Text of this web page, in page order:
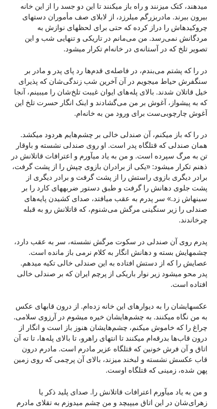
میدهند، کتک میزنند و راه باز میکنند تا این دو جسد را از این خانه
بیرون ببرند. مادربزرگم میلرزد، از لابلای صف مأموران دستهای
چروکیدهاش را دراز کرده که حتی برای لحظهای نوازش به
مردگانش نمی‌رسد. من می‌مانم در تاریکی و تنهایی شب و این
تصویر تلخ که در آستانه‌ی در خانه‌ام تکرار میشود.
در را که پشتم می‌بندم، در فاصله‌ی قدم‌ها رد پای پدر و مادر بر
سنگفرش حیاط میجویم در آن آخرین شب زندگی‌شان که پذیرای
خیل قاتلان شدند. بالای پله‌های ایوان غیبت تلخ‌شان را میبینم، آنجا
که به پیشواز، آغوش بر من می‌گشادند و اینک انگار حسرت تلخ این
آغوش چارچوبی‌ست برای ورود من به خانه‌ام.
در را که باز میکنم، آن صندلی خالی بر چشم‌هایم هردود میکشد.
همان صندلی که قتلگاه پدر است. او روی صندلی نشسته و باوقار
تن به مرگ سپرده است. و من به یاد میآورم و اعترافات قاتلانش در
ذهنم تکرار میشود: «یکی از برادران بازوی چپش را از پشت گرفت،
برادر دیگری بازوی راستش را از پشت گرفت و برادر دیگری از
پشت جلوی دهانش را گرفت و طبق دستور ضربههای کارد را بر
سینهاش زد.» سر پدرم به عقب میافتد، صدای کشیدن پایه‌های
صندلی را زیر سنگینی مرگش می‌شنوم، که قاتلانش رو به قبله
چرخاندند.
پدرم روی آن صندلی در سکوت مرگش نشسته، سر به عقب دارد،
چشمهایش بسته و دهانش انگار به کلام نرمی باز مانده است.
عصایش را که از دستش افتاده به این صندلی خالی تکیه میدهم.
پدر محو میشود زیر نوار باریکی از پرچم ایران که بر صندلی خالی
افتاده است.
عکسهایشان را به دیوارهای این خانه زده‌ام. از درون قابهای عکس
به من نگاه میکنند. به چشم‌هایشان خیره میشوم در آرزوی سلامی.
چراغ را که خاموش میکنم، چشم‌هایشان هنوز باز است و انگار از
درون قاب‌ها بدرقه‌ام میکنند تا انتهای راهرو، تا بالای پله‌ها، تا ته آن
اتاق و آن فرش خونین که قتلگاه عزیر مادرم است. مادرم درون
قاب عکسش نشسته و لبخند میزند، بالای آن پرچمی که روی زمین
پهن شده، زمینی که قتلگاه اوست.
و من به یاد میآورم اعترافات قاتلانش را. صدای پلید ذکر یا
زهرای‌شان در این اتاق میپیچد و من چشم میدوزم به تقلای مادرم